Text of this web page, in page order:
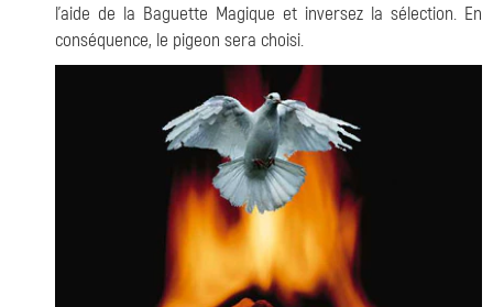
l'aide de la Baguette Magique et inversez la sélection. En
conséquence, le pigeon sera choisi.